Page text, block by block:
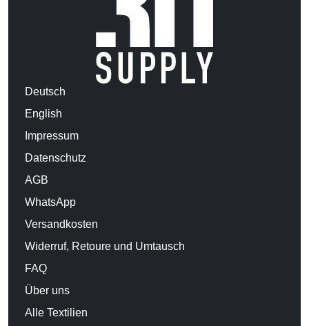
Deutsch
English
Impressum
Datenschutz
AGB
WhatsApp
Versandkosten
Widerruf, Retoure und Umtausch
FAQ
Über uns
Alle Textilien